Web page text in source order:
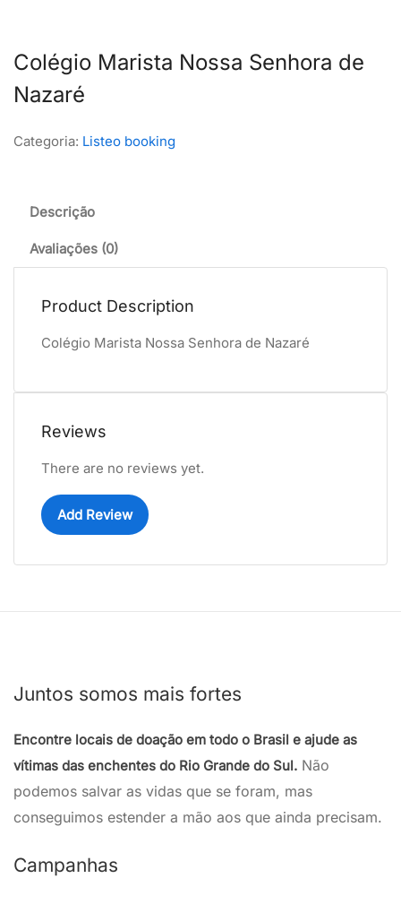
Colégio Marista Nossa Senhora de
Nazaré
Categoria: Listeo booking
Descrição
Avaliações (0)
Product Description
Colégio Marista Nossa Senhora de Nazaré
Reviews
There are no reviews yet.
Add Review
Juntos somos mais fortes
Encontre locais de doação em todo o Brasil e ajude as
vítimas das enchentes do Rio Grande do Sul. Não
podemos salvar as vidas que se foram, mas
conseguimos estender a mão aos que ainda precisam.
Campanhas